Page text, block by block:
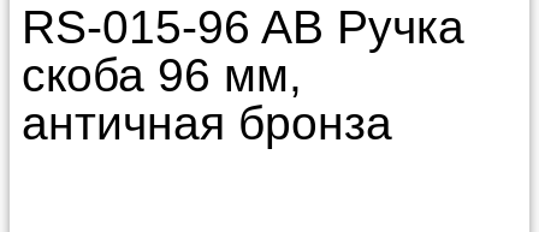
RS-015-96 AB Ручка
скоба 96 мм,
античная бронза